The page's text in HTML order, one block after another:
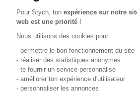
Pour Stych, tonexpérience sur notre
web est une priorité !
Nous utilisons des cookies pour:
- permettre le bon fonctionnement du site
- réaliser des statistiques anonymes
- te fournir un service personnalisé
- améliorer ton expérience d'utilisateur
- personnaliser les annonces
Code de la route
Localisation
Tous les avis clients4.6/5 (51136 avis